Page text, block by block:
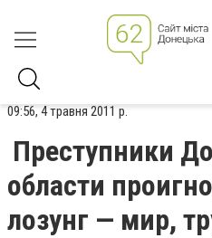
09:56, 4 травня 2011 р.
Преступники
области
лозунг — мир,